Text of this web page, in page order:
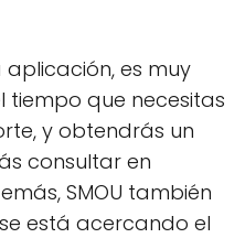
aplicación, es muy
tiempo que necesitas
y obtendrás un
consultar en
SMOU también
está acercando el